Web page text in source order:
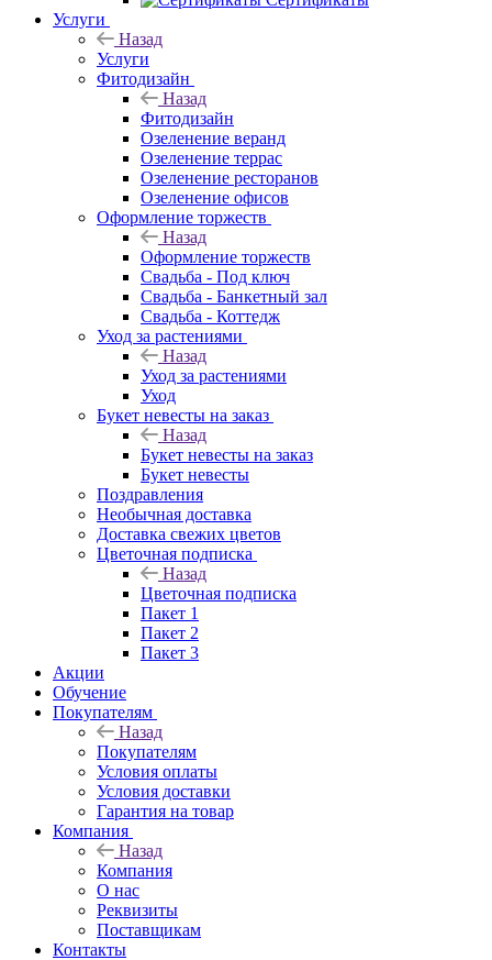
Услуги
Назад
Услуги
Фитодизайн
Назад
Фитодизайн
Озеленение веранд
Озеленение террас
Озеленение ресторанов
Озеленение офисов
Оформление торжеств
Назад
Оформление торжеств
Свадьба - Под ключ
Свадьба - Банкетный зал
Свадьба - Коттедж
Уход за растениями
Назад
Уход за растениями
Уход
Букет невесты на заказ
Назад
Букет невесты на заказ
Букет невесты
Поздравления
Необычная доставка
Доставка свежих цветов
Цветочная подписка
Назад
Цветочная подписка
Пакет 1
Пакет 2
Пакет 3
Акции
Обучение
Покупателям
Назад
Покупателям
Условия оплаты
Условия доставки
Гарантия на товар
Компания
Назад
Компания
О нас
Реквизиты
Поставщикам
Контакты